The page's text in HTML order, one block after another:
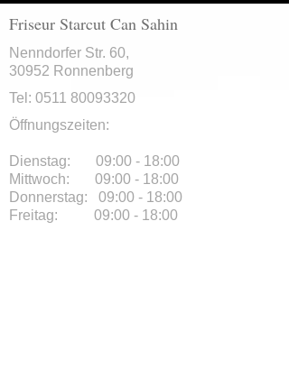
Friseur Starcut Can Sahin
Nenndorfer Str. 60,
30952 Ronnenberg
Tel: 0511 80093320
Öffnungszeiten:
Dienstag: 09:00 - 18:00
Mittwoch: 09:00 - 18:00
Donnerstag: 09:00 - 18:00
Freitag: 09:00 - 18:00